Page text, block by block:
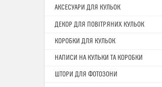
АКСЕСУАРИ ДЛЯ КУЛЬОК
ДЕКОР ДЛЯ ПОВІТРЯНИХ КУЛЬОК
КОРОБКИ ДЛЯ КУЛЬОК
НАПИСИ НА КУЛЬКИ ТА КОРОБКИ
ШТОРИ ДЛЯ ФОТОЗОНИ